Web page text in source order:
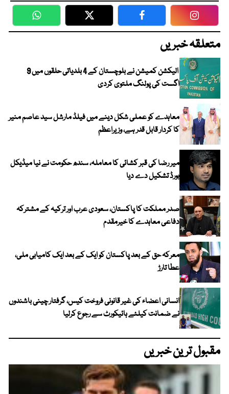
WhatsApp Twitter Facebook
متعلقہ خبریں
الیکشن کمیشن نے بلوچستان کے 4 بلدیاتی حلقوں میں 9
اگست کی پولنگ ملتوی کردی
معاہدے کو عملی شکل دینے میں فیلڈ مارشل سید عاصم منیر
کا کردار قابل قدر ہے، وزیراعظم
میر رضا کی قبر کشائی کا معاملہ، سندھ حکومت نے نیا میڈیکل
بورڈ تشکیل دے دیا
صدر مملکت کا پاکستان، سعودی عرب اور ترکیہ کے مشترکہ
دفاعی معاہدے کا خیرمقدم
معرکہ حق کے بعد پاکستان کو ایک کے بعد ایک کامیابی ملی،
عطا تارڑ
انسانی اعضاء کی غیر قانونی فروخت کیس، گرفتار چینی باشندوں
نے ضمانت کیلئے ہائیکورٹ سے رجوع کرلیا
مقبول ترین خبریں